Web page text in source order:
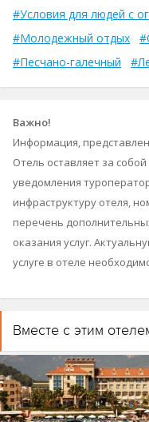
#Условия для людей с
#Молодежный отдых
#Песчано-галечный
Важно!
Информация,
Отель оставляет за
уведомления
инфраструктуру отеля,
перечень
оказания услуг.
услуге в отеле
Вместе с этим